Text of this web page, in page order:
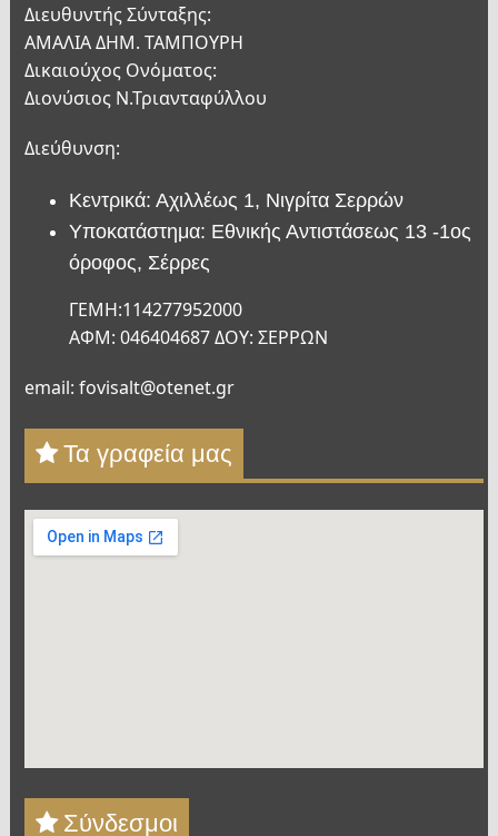
Διευθυντής Σύνταξης:
ΑΜΑΛΙΑ ΔΗΜ. ΤΑΜΠΟΥΡΗ
Δικαιούχος Ονόματος:
Διονύσιος Ν.Τριανταφύλλου
Διεύθυνση:
Κεντρικά: Αχιλλέως 1, Νιγρίτα Σερρών
Υποκατάστημα: Εθνικής Αντιστάσεως 13 -1ος
όροφος, Σέρρες
ΓΕΜΗ:114277952000
ΑΦΜ: 046404687 ΔΟΥ: ΣΕΡΡΩΝ
email: fovisalt@otenet.gr
Τα γραφεία μας
Σύνδεσμοι